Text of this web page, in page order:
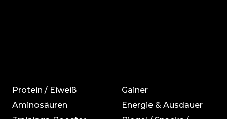
Protein / Eiweiß
Aminosäuren
Gainer
Energie & Ausdauer